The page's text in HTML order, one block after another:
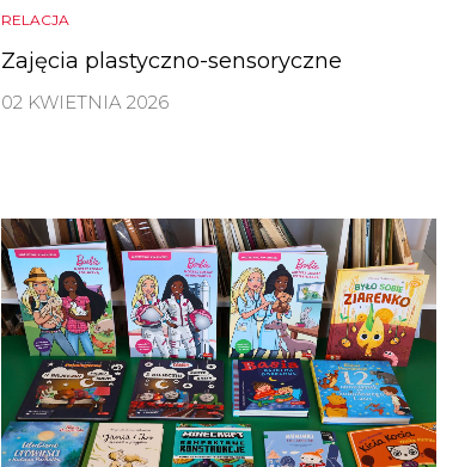
RELACJA
Zajęcia plastyczno-sensoryczne
02 KWIETNIA 2026